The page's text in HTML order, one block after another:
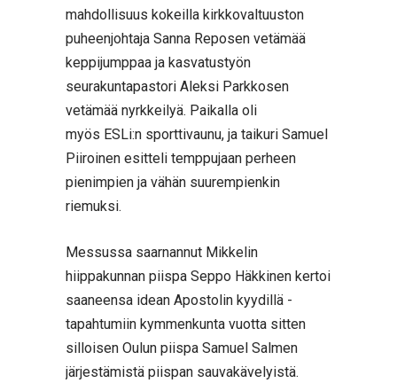
mahdollisuus kokeilla kirkkovaltuuston
puheenjohtaja Sanna Reposen vetämää
keppijumppaa ja kasvatustyön
seurakuntapastori Aleksi Parkkosen
vetämää nyrkkeilyä. Paikalla oli
myös ESLi:n sporttivaunu, ja taikuri Samuel
Piiroinen esitteli temppujaan perheen
pienimpien ja vähän suurempienkin
riemuksi.
Messussa saarnannut Mikkelin
hiippakunnan piispa Seppo Häkkinen kertoi
saaneensa idean Apostolin kyydillä -
tapahtumiin kymmenkunta vuotta sitten
silloisen Oulun piispa Samuel Salmen
järjestämistä piispan sauvakävelyistä.